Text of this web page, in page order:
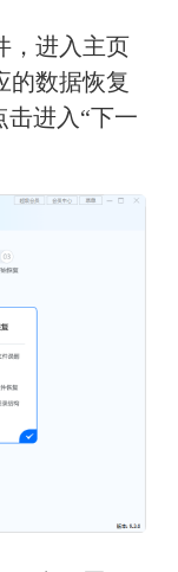
，进入主页
的数据恢复
击进入“下一